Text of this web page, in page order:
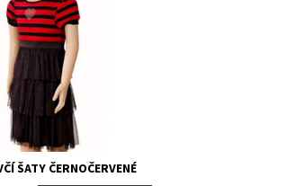
Skladem 1 ks
3100453BK
Dollie me
ŠATY ČERNOČERVENÉ